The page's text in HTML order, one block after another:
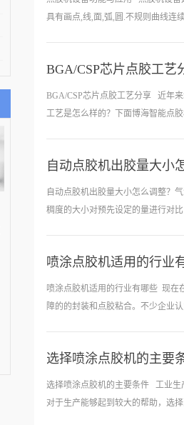
具有画点,线,面,弧,圆.不规则曲线连
、常用图形库插入、群组编辑等高
工件槽中涂直线胶，能改变原有人
来完成直线的点胶动作，运用连杆
膏、瞬间胶.
BGA/CSP芯片点胶工艺
BGA/CSP芯片点胶工艺分享 近年
工艺是怎么样的？下面博海智能点
可以达到同样的目的。Underfill有
进行点胶，除了采取点UV胶进行
BGA点胶机 据我个人看法，我认
自动点胶机出胶量大小
自动点胶机出胶量大小怎么调整？
稠度的大小对预先设定的量进行对
点胶机测试。点胶阀是对流体大小
包括了送胶确认、点胶机胶阀测试
最后一步,胶水试点。通常我点胶机
内加压，气泡的排除。加压之后如
喷涂点胶机适用的行业
喷涂点胶机适用的行业有哪些 现在
障的的封装和点胶粘合。不少企业
这类装置的行业中都有出现，那么
多个设备的封装，如车灯的封装、
及散热器水箱的涂胶时，也会大量
选择喷涂点胶机的主要
选择喷涂点胶机的主要条件 工业生
对于生产能够起到较大的帮助，选